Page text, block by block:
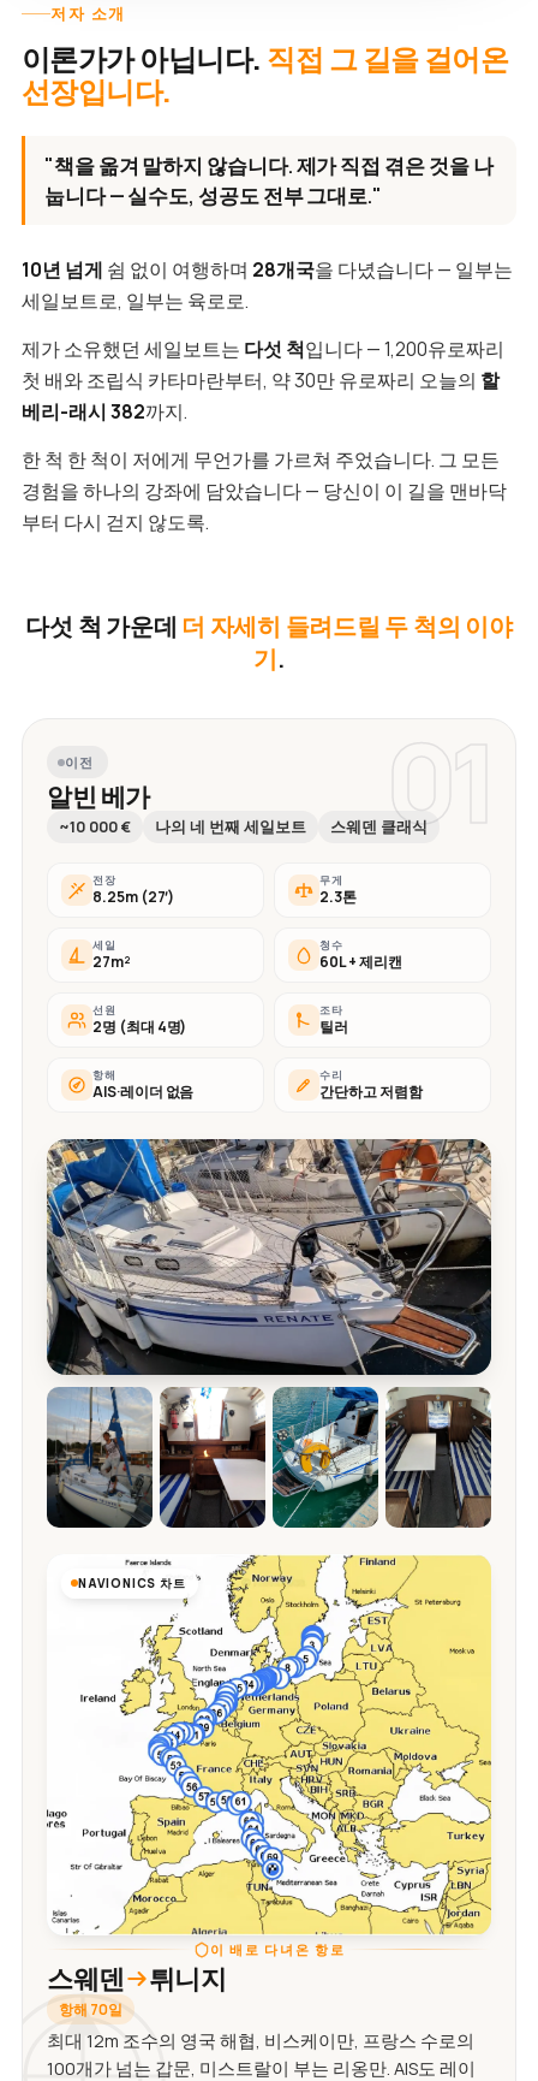
저자 소개
이론가가 아닙니다. 직접 그 길을 걸어온
선장입니다.
"책을 옮겨 말하지 않습니다. 제가 직접 겪은 것을 나
눕니다 — 실수도, 성공도 전부 그대로."
10년 넘게 쉼 없이 여행하며 28개국을 다녔습니다 — 일부는
세일보트로, 일부는 육로로.
제가 소유했던 세일보트는 다섯 척입니다 — 1,200유로짜리
첫 배와 조립식 카타마란부터, 약 30만 유로짜리 오늘의 할
베리-래시 382까지.
한 척 한 척이 저에게 무언가를 가르쳐 주었습니다. 그 모든
경험을 하나의 강좌에 담았습니다 — 당신이 이 길을 맨바닥
부터 다시 걷지 않도록.
다섯 척 가운데 더 자세히 들려드릴 두 척의 이야
기.
01
이전
알빈 베가
~10 000 € 나의 네 번째 세일보트 스웨덴 클래식
전장
8.25m (27′)
무게
2.3톤
세일
27m²
청수
60L + 제리캔
선원
2명 (최대 4명)
조타
틸러
항해
AIS·레이더 없음
수리
간단하고 저렴함
NAVIONICS 차트
이 배로 다녀온 항로
스웨덴 튀니지
항해 70일
최대 12m 조수의 영국 해협, 비스케이만, 프랑스 수로의
100개가 넘는 갑문, 미스트랄이 부는 리옹만. AIS도 레이